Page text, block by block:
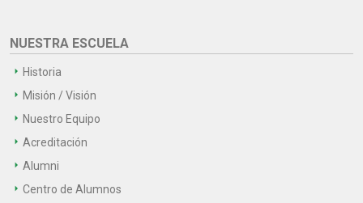
NUESTRA ESCUELA
Historia
Misión / Visión
Nuestro Equipo
Acreditación
Alumni
Centro de Alumnos